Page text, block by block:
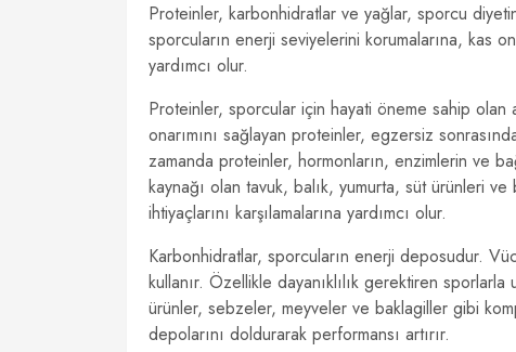
Proteinler, karbonhidratlar ve yağlar, sporcu
sporcuların enerji seviyelerini korumalarına, kas
yardımcı olur.
Proteinler, sporcular için hayati öneme sahip olan
onarımını sağlayan proteinler, egzersiz
zamanda proteinler, hormonların, enzimlerin ve
kaynağı olan tavuk, balık, yumurta, süt ürünleri
ihtiyaçlarını karşılamalarına yardımcı olur.
Karbonhidratlar, sporcuların enerji deposudur.
kullanır. Özellikle dayanıklılık gerektiren
ürünler, sebzeler, meyveler ve baklagiller gibi
depolarını doldurarak performansı artırır.